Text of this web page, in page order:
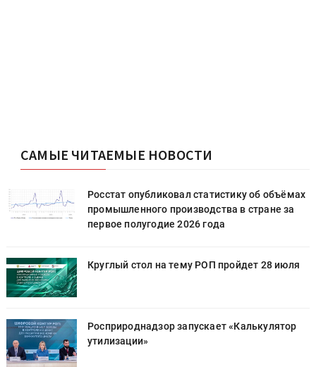
САМЫЕ ЧИТАЕМЫЕ НОВОСТИ
Росстат опубликовал статистику об объёмах
промышленного производства в стране за
первое полугодие 2026 года
Круглый стол на тему РОП пройдет 28 июля
Росприроднадзор запускает «Калькулятор
утилизации»